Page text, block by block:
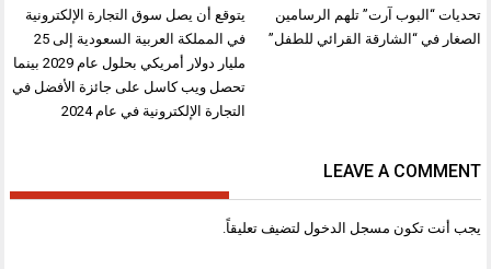
تصفّح
المقالات
يتوقع أن يصل سوق التجارة الإلكترونية
في المملكة العربية السعودية إلى 25
مليار دولار أمريكي بحلول عام 2029 بينما
تحصل ويب كاسل على جائزة الأفضل في
التجارة الإلكترونية في عام 2024
تحديات “البوب آرت” تلهم الرسامين
الصغار في “الشارقة القرائي للطفل”
LEAVE A COMMENT
يجب أنت تكون مسجل الدخول لتضيف تعليقاً.